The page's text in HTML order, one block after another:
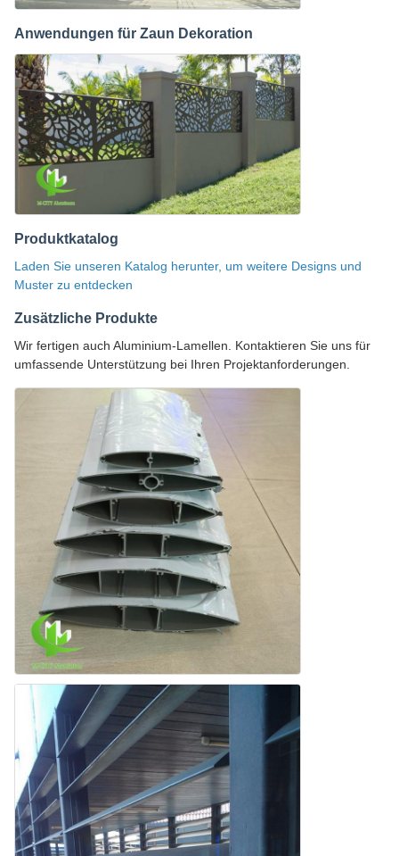
Anwendungen für Zaun Dekoration
Produktkatalog
Laden Sie unseren Katalog herunter, um weitere Designs und
Muster zu entdecken
Zusätzliche Produkte
Wir fertigen auch Aluminium-Lamellen. Kontaktieren Sie uns für
umfassende Unterstützung bei Ihren Projektanforderungen.